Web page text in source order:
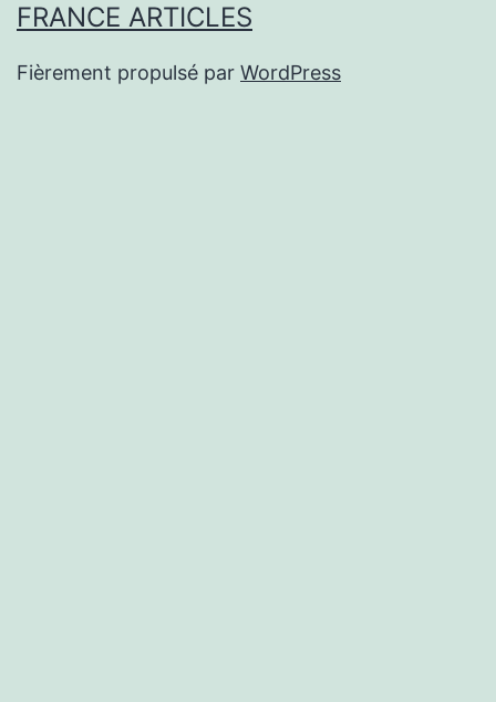
FRANCE ARTICLES
Fièrement propulsé par WordPress